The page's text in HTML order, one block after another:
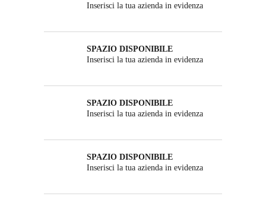
Inserisci la tua azienda in evidenza
SPAZIO DISPONIBILE
Inserisci la tua azienda in evidenza
SPAZIO DISPONIBILE
Inserisci la tua azienda in evidenza
SPAZIO DISPONIBILE
Inserisci la tua azienda in evidenza